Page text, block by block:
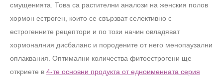
смущенията. Това са растителни аналози на женския полов
хормон естроген, които се свързват селективно с
естрогенните рецептори и по този начин овладяват
хормоналния дисбаланс и породените от него менопаузални
оплаквания. Оптимални количества фитоестрогени ще
откриете в 4-те основни продукта от едноименната серия